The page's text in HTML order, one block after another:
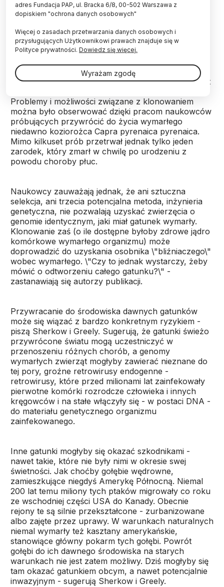
przyszłego przywrócenia gatunków: sztuczna
selekcja, klonowanie i inżynieria genetyczna -
zauważają Jacob Sherkow ze Stanford Law School
Sztuczna selekcja mogłaby się sprawdzić, gdyby na
ziemi przetrwała wystarczająco duża grupa zwierząt
Problemy i możliwości związane z klonowaniem
można było obserwować dzięki pracom naukowców
próbujących przywrócić do życia wymarłego
niedawno koziorożca Capra pyrenaica pyrenaica.
Mimo kilkuset prób przetrwał jednak tylko jeden
zarodek, który zmarł w chwilę po urodzeniu z
powodu choroby płuc.
Naukowcy zauważają jednak, że ani sztuczna
selekcja, ani trzecia potencjalna metoda, inżynieria
genetyczna, nie pozwalają uzyskać zwierzęcia o
genomie identycznym, jaki miał gatunek wymarły.
Klonowanie zaś (o ile dostępne byłoby zdrowe jądro
komórkowe wymarłego organizmu) może
doprowadzić do uzyskania osobnika \"bliźniaczego\"
wobec wymarłego. \"Czy to jednak wystarczy, żeby
mówić o odtworzeniu całego gatunku?\" -
zastanawiają się autorzy publikacji.
Przywracanie do środowiska dawnych gatunków
może się wiązać z bardzo konkretnym ryzykiem -
piszą Sherkow i Greely. Sugerują, że gatunki świeżo
przywrócone światu mogą uczestniczyć w
przenoszeniu różnych chorób, a genomy
wymarłych zwierząt mogłyby zawierać nieznane do
tej pory, groźne retrowirusy endogenne -
retrowirusy, które przed milionami lat zainfekowały
pierwotne komórki rozrodcze człowieka i innych
kręgowców i na stałe włączyły się - w postaci DNA -
do materiału genetycznego organizmu
zainfekowanego.
Inne gatunki mogłyby się okazać szkodnikami -
nawet takie, które nie były nimi w okresie swej
świetności. Jak choćby gołębie wędrowne,
zamieszkujące niegdyś Amerykę Północną. Niemal
200 lat temu miliony tych ptaków migrowały co roku
ze wschodniej części USA do Kanady. Obecnie
rejony te są silnie przekształcone - zurbanizowane
albo zajęte przez uprawy. W warunkach naturalnych
niemal wymarły też kasztany amerykańskie,
stanowiące główny pokarm tych gołębi. Powrót
gołębi do ich dawnego środowiska na starych
warunkach nie jest zatem możliwy. Dziś mogłyby się
tam okazać gatunkiem obcym, a nawet potencjalnie
inwazyjnym - sugerują Sherkow i Greely.
adres Fundacja PAP, ul. Bracka 6/8, 00-502 Warszawa z
dopiskiem "ochrona danych osobowych"
Więcej o zasadach przetwarzania danych osobowych i
przysługujących Użytkownikowi prawach znajduje się w
Polityce prywatności. Dowiedz się więcej.
Wyrażam zgodę